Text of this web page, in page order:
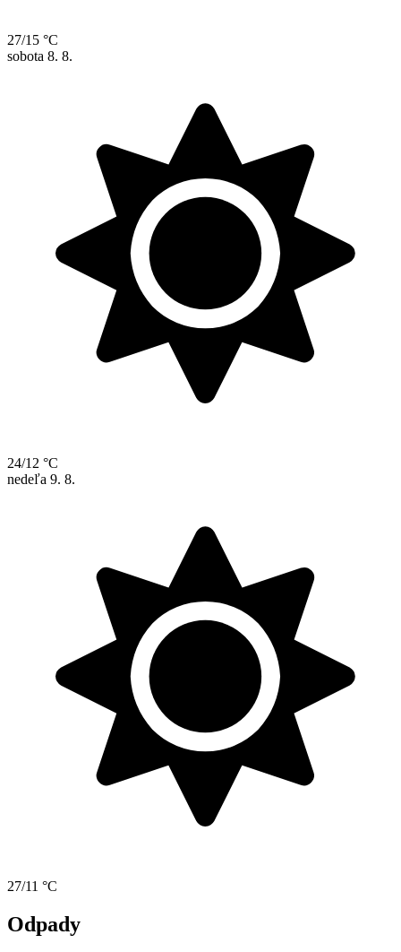
27/15 °C
sobota 8. 8.
24/12 °C
nedeľa 9. 8.
27/11 °C
Odpady